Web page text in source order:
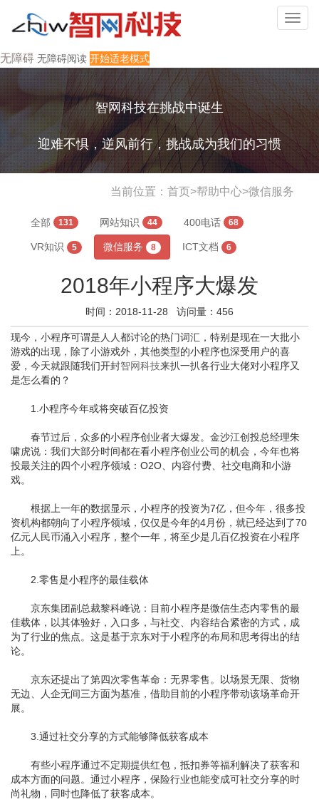
无障碍 无障碍阅读 开始适老模式
智网科技在挑战中诞生
迎难不惧，逆风前行，挑战成为我们的习惯
当前位置： 首页>帮助中心>微信服务
全部 131 网站知识 44 400电话 68
VR知识 5 微信服务 8 ICT文档 6
2018年小程序大爆发
时间：2018-11-28 访问量：456
现今，小程序可谓是人人都讨论的热门词汇，特别是现在一大批小
游戏的出现，除了小游戏外，其他类型的小程序也深受用户的喜
爱，今天就跟随我们开封智网科技来扒一扒各行业大佬对小程序又
是怎么看的？
1.小程序今年或将突破百亿投资
春节过后，众多的小程序创业者大爆发。金沙江创投总经理朱
啸虎说：我们大部分时间都在看小程序创业公司的机会，今年也将
投最关注的四个小程序领域：O2O、内容付费、社交电商和小游
戏。
根据上一年的数据显示，小程序的投资为7亿，但今年，很多投
资机构都朝向了小程序领域，仅仅是今年的4月份，就已经达到了70
亿元人民币涌入小程序，整个一年，将至少是几百亿投资在小程序
上。
2.零售是小程序的最佳载体
京东集团副总裁黎科峰说：目前小程序是微信生态内零售的最
佳载体，以其体验好，入口多，与社交、内容结合紧密的方式，成
为了行业的焦点。这是基于京东对于小程序的布局和思考得出的结
论。
京东还提出了第四次零售革命：无界零售。以场景无限、货物
无边、人企无间三方面为基准，借助目前的小程序带动该场革命开
展。
3.通过社交分享的方式能够降低获客成本
有些小程序通过不定期提供红包，抵扣券等福利解决了获客和
成本方面的问题。通过小程序，保险行业也能变成可社交分享的时
尚礼物，同时也降低了获客成本。